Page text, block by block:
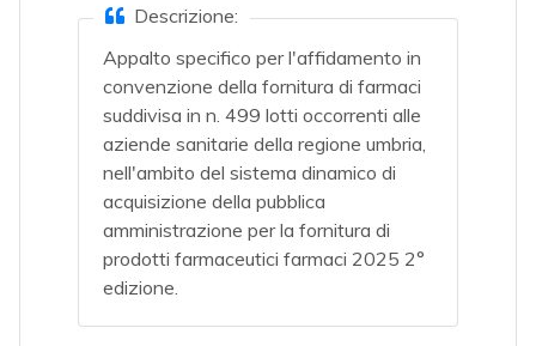
Descrizione:
Appalto specifico per l'affidamento in
convenzione della fornitura di farmaci
suddivisa in n. 499 lotti occorrenti alle
aziende sanitarie della regione umbria,
nell'ambito del sistema dinamico di
acquisizione della pubblica
amministrazione per la fornitura di
prodotti farmaceutici farmaci 2025 2°
edizione.